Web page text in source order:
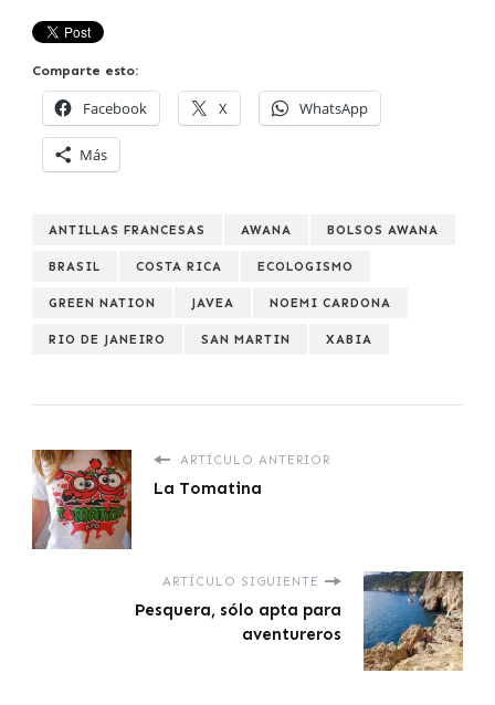
Comparte esto:
Facebook X WhatsApp
Más
ANTILLAS FRANCESAS AWANA BOLSOS AWANA
BRASIL COSTA RICA ECOLOGISMO
GREEN NATION JAVEA NOEMI CARDONA
RIO DE JANEIRO SAN MARTIN XABIA
ARTÍCULO ANTERIOR
La Tomatina
ARTÍCULO SIGUIENTE
Pesquera, sólo apta para
aventureros